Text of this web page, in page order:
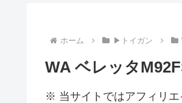
ホーム ▶トイガン
WA ベレッタ
※ 当サイトではアフィリエ